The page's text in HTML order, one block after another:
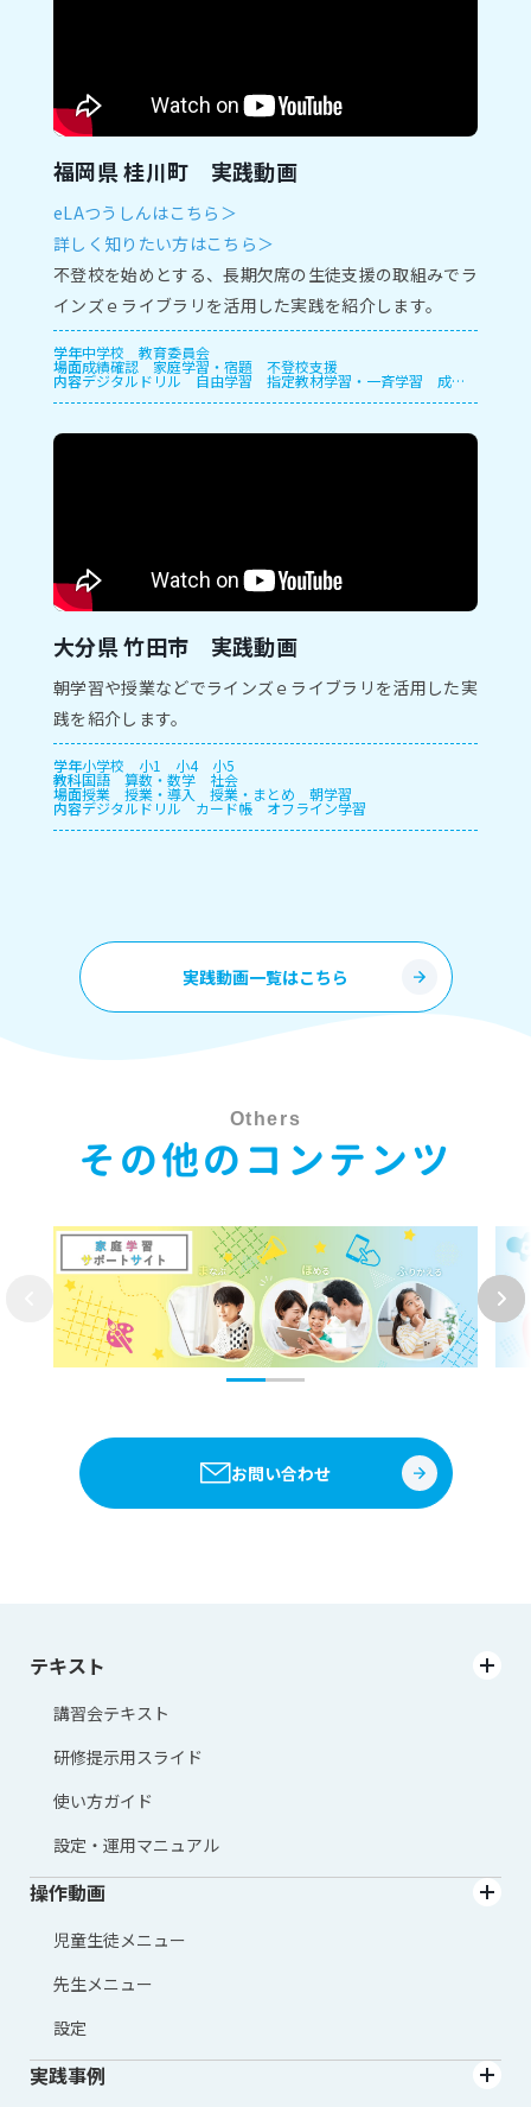
福岡県 桂川町 実践動画
eLAつうしんはこちら＞
詳しく知りたい方はこちら＞
不登校を始めとする、長期欠席の生徒支援の取組みでラ
インズｅライブラリを活用した実践を紹介します。
学年中学校 教育委員会
場面成績確認 家庭学習・宿題 不登校支援
内容デジタルドリル 自由学習 指定教材学習・一斉学習 成績
管理
大分県 竹田市 実践動画
朝学習や授業などでラインズｅライブラリを活用した実
践を紹介します。
学年小学校 小1 小4 小5
教科国語 算数・数学 社会
場面授業 授業・導入 授業・まとめ 朝学習
内容デジタルドリル カード帳 オフライン学習
実践動画一覧はこちら
Others
その他のコンテンツ
お問い合わせ
テキスト
講習会テキスト
研修提示用スライド
使い方ガイド
設定・運用マニュアル
操作動画
児童生徒メニュー
先生メニュー
設定
実践事例